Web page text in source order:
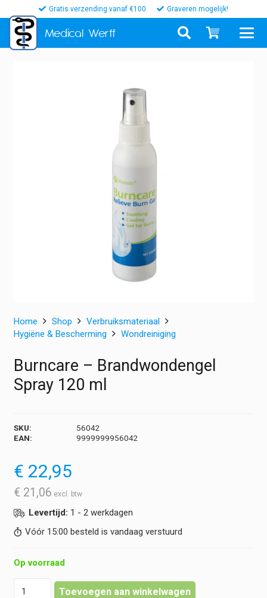
Gratis verzending vanaf €100 Graveren mogelijk!
Medical Werff
Home Shop
Verbruiksmateriaal
Hygiëne & Bescherming
Wondreiniging
Burncare – Brandwondengel
Spray 120 ml
SKU:
56042
EAN:
9999999956042
€ 22,95
€ 21,06
Levertijd: 1 - 2 werkdagen
Vóór 15:00 besteld is vandaag verstuurd
Op voorraad
Toevoegen aan winkelwagen